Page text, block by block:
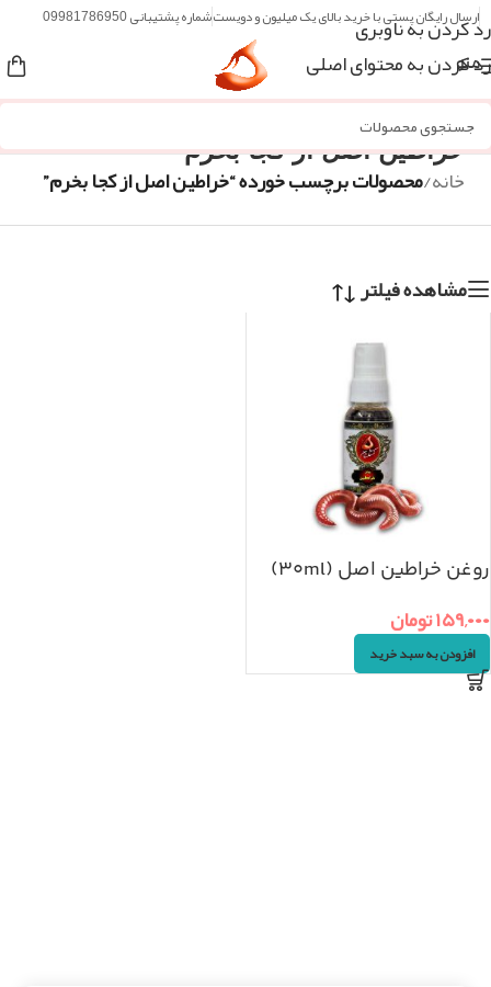
رد کردن به ناوبری
رد کردن به محتوای اصلی
ارسال رایگان پستی با خرید بالای یک میلیون و دویستشماره پشتیبانی 09981786950
منو
خراطین اصل از کجا بخرم
خانه/محصولات برچسب خورده “خراطین اصل از کجا بخرم”
مشاهده فیلتر
روغن خراطین اصل (۳۰ml)
۱۵۹,۰۰۰تومان
افزودن به سبد خرید